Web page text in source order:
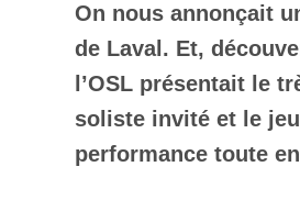
On nous annonçait
de Laval. Et,
l’OSL présentait le
soliste invité et le
performance toute